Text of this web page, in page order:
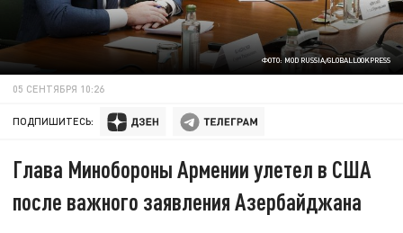
ФОТО: MOD RUSSIA/GLOBALLOOKPRESS
05 СЕНТЯБРЯ 10:26
ПОДПИШИТЕСЬ:
Глава Минобороны Армении улетел в США
после важного заявления Азербайджана